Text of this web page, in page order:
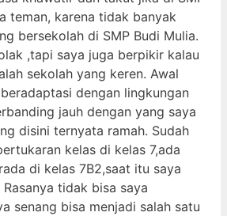
teman, karena tidak banyak
bersekolah di SMP Budi Mulia.
,tapi saya juga berpikir kalau
sekolah yang keren. Awal
dengan lingkungan
jauh dengan yang saya
disini ternyata ramah. Sudah
kelas di kelas 7,ada
di kelas 7B2,saat itu saya
tidak bisa saya
senang bisa menjadi salah satu